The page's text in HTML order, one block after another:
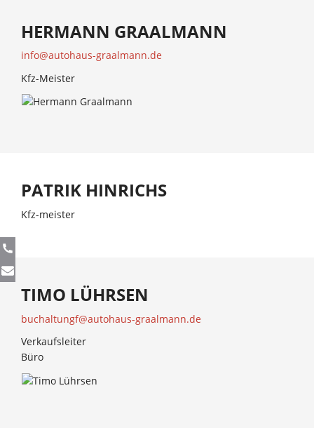
HERMANN GRAALMANN
info@autohaus-graalmann.de
Kfz-Meister
PATRIK HINRICHS
Kfz-meister
TIMO LÜHRSEN
buchaltungf@autohaus-graalmann.de
Verkaufsleiter
Büro